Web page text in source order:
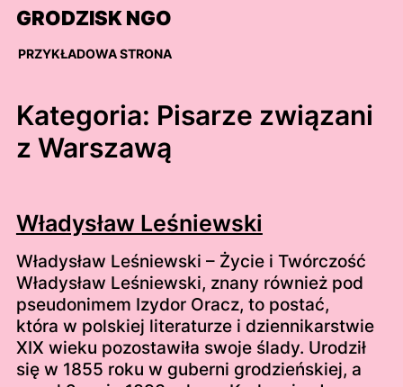
Skip
content
GRODZISK NGO
PRZYKŁADOWA STRONA
Kategoria: Pisarze związani
z Warszawą
Władysław Leśniewski
Władysław Leśniewski – Życie i Twórczość
Władysław Leśniewski, znany również pod
pseudonimem Izydor Oracz, to postać,
która w polskiej literaturze i dziennikarstwie
XIX wieku pozostawiła swoje ślady. Urodził
się w 1855 roku w guberni grodzieńskiej, a